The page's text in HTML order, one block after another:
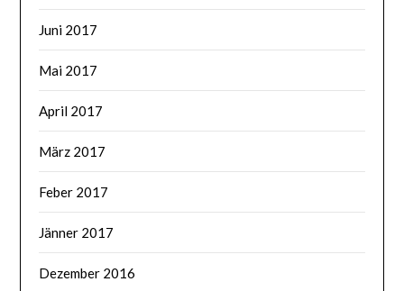
Juni 2017
Mai 2017
April 2017
März 2017
Feber 2017
Jänner 2017
Dezember 2016